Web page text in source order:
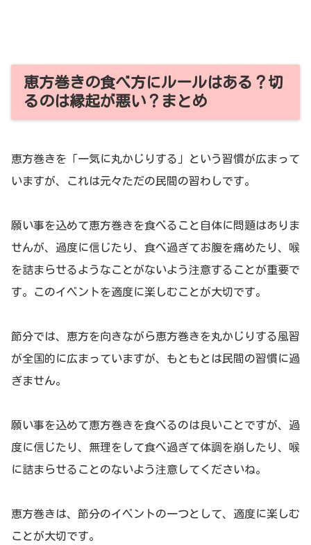
恵方巻きの食べ方にルールはある？切
るのは縁起が悪い？まとめ
恵方巻きを「一気に丸かじりする」という習慣が広まって
いますが、これは元々ただの民間の習わしです。
願い事を込めて恵方巻きを食べること自体に問題はありま
せんが、過度に信じたり、食べ過ぎてお腹を痛めたり、喉
を詰まらせるようなことがないよう注意することが重要で
す。このイベントを適度に楽しむことが大切です。
節分では、恵方を向きながら恵方巻きを丸かじりする風習
が全国的に広まっていますが、もともとは民間の習慣に過
ぎません。
願い事を込めて恵方巻きを食べるのは良いことですが、過
度に信じたり、無理をして食べ過ぎて体調を崩したり、喉
に詰まらせることのないよう注意してくださいね。
恵方巻きは、節分のイベントの一つとして、適度に楽しむ
ことが大切です。